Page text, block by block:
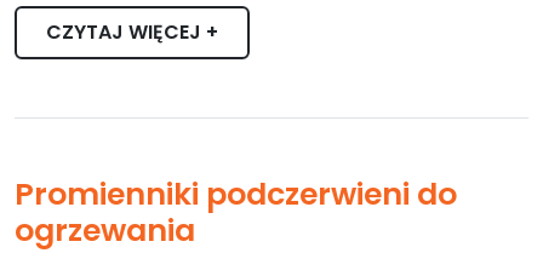
CZYTAJ WIĘCEJ +
Promienniki podczerwieni do
ogrzewania